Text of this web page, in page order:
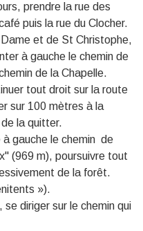
prendre la rue des
puis la rue du Clocher.
et de St Christophe,
à gauche le chemin de
de la Chapelle.
tout droit sur la route
sur 100 mètres à la
la quitter.
gauche le chemin de
(969 m), poursuivre tout
de la forêt.
»).
diriger sur le chemin qui